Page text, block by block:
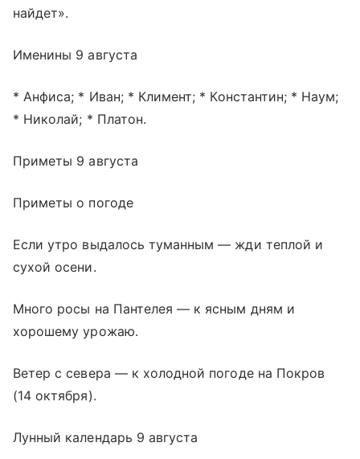
найдет».
Именины 9 августа
* Анфиса; * Иван; * Климент; * Константин; * Наум;
* Николай; * Платон.
Приметы 9 августа
Приметы о погоде
Если утро выдалось туманным — жди теплой и
сухой осени.
Много росы на Пантелея — к ясным дням и
хорошему урожаю.
Ветер с севера — к холодной погоде на Покров
(14 октября).
Лунный календарь 9 августа